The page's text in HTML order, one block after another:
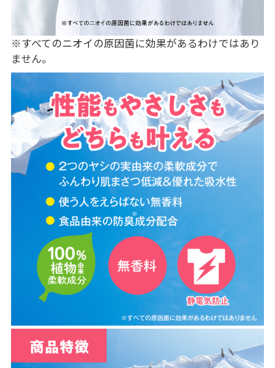
※すべてのニオイの原因菌に効果があるわけではあり
ません。